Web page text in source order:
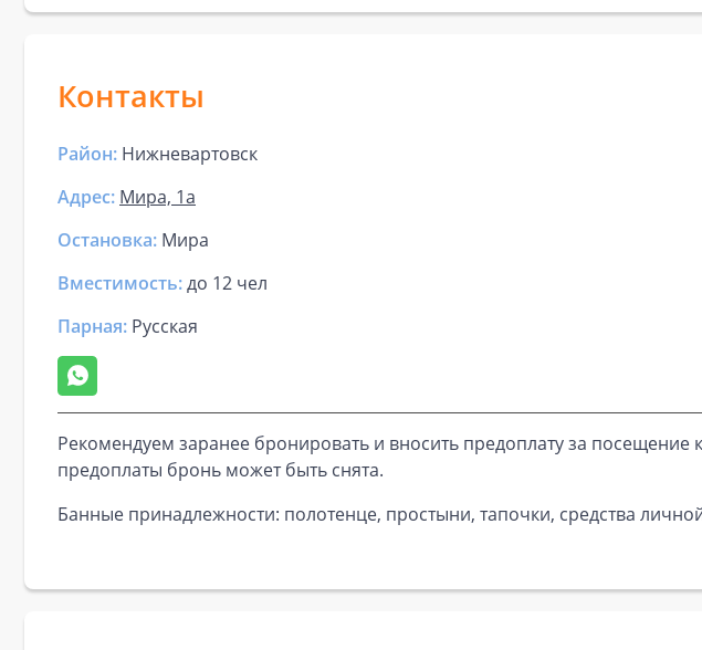
Контакты
Район: Нижневартовск
Адрес: Мира, 1а
Остановка: Мира
Вместимость:до 12 чел
Парная: Русская
Рекомендуем заранее бронировать и вносить предоплату за
предоплаты бронь может быть снята.
Банные принадлежности: полотенце, простыни, тапочки, средства